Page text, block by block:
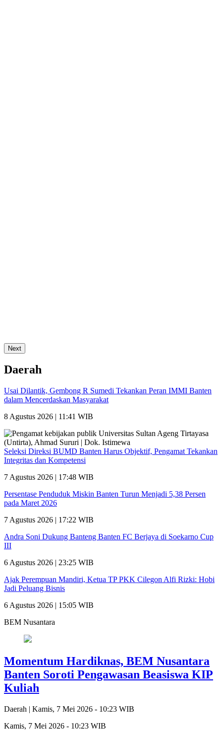
Next
Daerah
Usai Dilantik, Gembong R Sumedi Tekankan Peran IMMI Banten
dalam Mencerdaskan Masyarakat
8 Agustus 2026 | 11:41 WIB
Seleksi Direksi BUMD Banten Harus Objektif, Pengamat Tekankan
Integritas dan Kompetensi
7 Agustus 2026 | 17:48 WIB
Persentase Penduduk Miskin Banten Turun Menjadi 5,38 Persen
pada Maret 2026
7 Agustus 2026 | 17:22 WIB
Andra Soni Dukung Banteng Banten FC Berjaya di Soekarno Cup
III
6 Agustus 2026 | 23:25 WIB
Ajak Perempuan Mandiri, Ketua TP PKK Cilegon Alfi Rizki: Hobi
Jadi Peluang Bisnis
6 Agustus 2026 | 15:05 WIB
BEM Nusantara
Momentum Hardiknas, BEM Nusantara
Banten Soroti Pengawasan Beasiswa KIP
Kuliah
Daerah | Kamis, 7 Mei 2026 - 10:23 WIB
Kamis, 7 Mei 2026 - 10:23 WIB